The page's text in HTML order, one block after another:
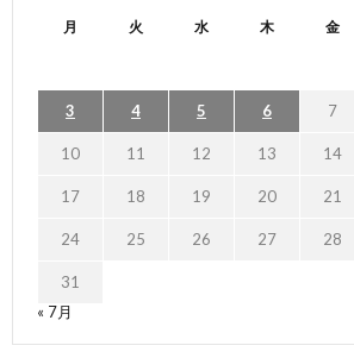
月 火 水 木 金
3 4 5 6 7
10 11 12 13 14
17 18 19 20 21
24 25 26 27 28
31
« 7月